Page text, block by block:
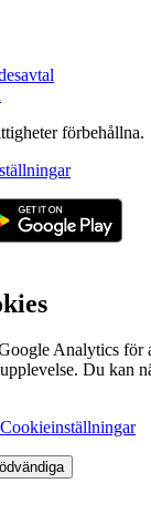
förbehållna.
Analytics för
Du kan
Cookieinställningar